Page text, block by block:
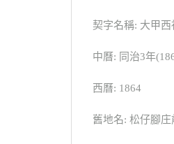
契字名稱: 大甲
中曆: 同治3年
西曆: 1864
舊地名: 松仔腳庄